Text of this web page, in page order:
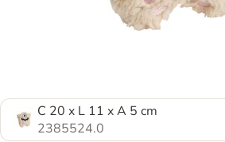
C 20 x L 11 x A 5 cm
2385524.0